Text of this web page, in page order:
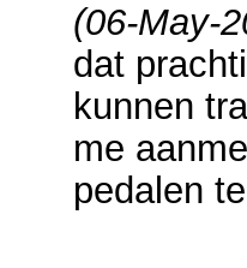
(06-May-
dat
kunnen
me
pedalen